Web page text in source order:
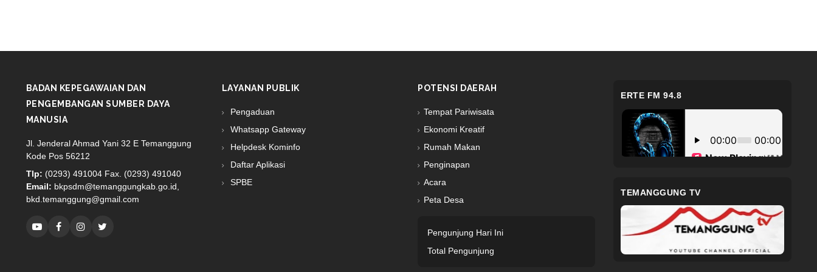
BADAN KEPEGAWAIAN DAN
PENGEMBANGAN SUMBER DAYA
MANUSIA
Jl. Jenderal Ahmad Yani 32 E Temanggung
Kode Pos 56212
Tlp: (0293) 491004 Fax. (0293) 491040
Email: bkpsdm@temanggungkab.go.id,
bkd.temanggung@gmail.com
LAYANAN PUBLIK
Pengaduan
Whatsapp Gateway
Helpdesk Kominfo
Daftar Aplikasi
SPBE
POTENSI DAERAH
Tempat Pariwisata
Ekonomi Kreatif
Rumah Makan
Penginapan
Acara
Peta Desa
Pengunjung Hari Ini
Total Pengunjung
ERTE FM 94.8
TEMANGGUNG TV